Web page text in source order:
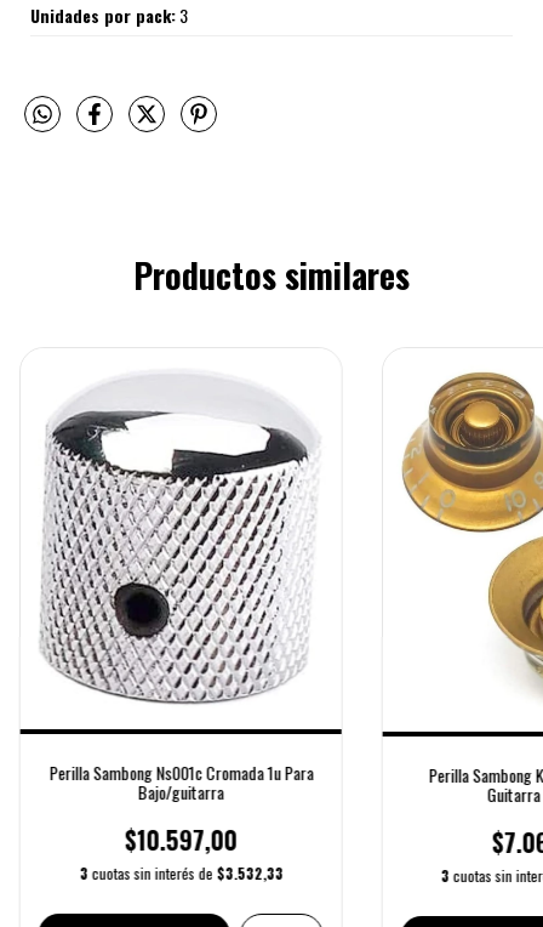
Unidades por pack:3
Productos similares
Perilla Sambong Ns001c Cromada 1u Para
Bajo/guitarra
$10.597,00
3 cuotas sin interés de $3.532,33
Perilla Sambong
3 cuotas sin